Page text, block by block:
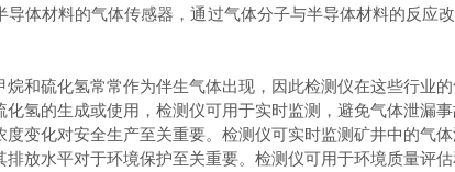
材料的气体传感器，通过气体分子与半导体材料的反应
硫化氢常常作为伴生气体出现，因此检测仪在这些行业的
的生成或使用，检测仪可用于实时监测，避免气体泄漏事
化对安全生产至关重要。检测仪可实时监测矿井中的气体
水平对于环境保护至关重要。检测仪可用于环境质量评估